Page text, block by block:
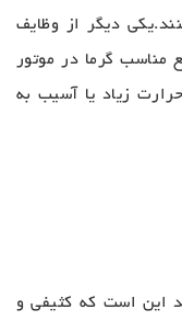
دیگر از وظایف
گرما در موتور
زیاد یا آسیب به
این است که کثیفی و